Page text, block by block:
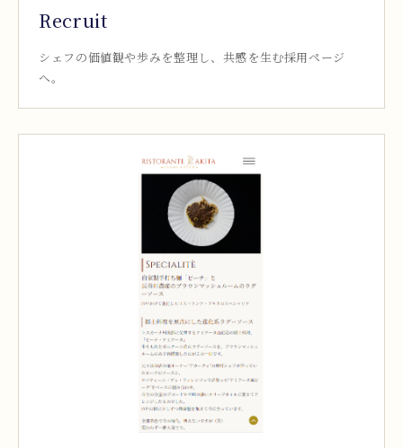
Recruit
シェフの価値観や歩みを整理し、共感を生む採用ページ
へ。